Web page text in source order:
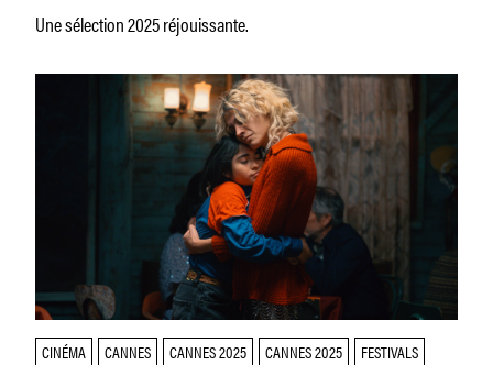
Une sélection 2025 réjouissante.
CINÉMA CANNES CANNES 2025 CANNES 2025
FESTIVALS